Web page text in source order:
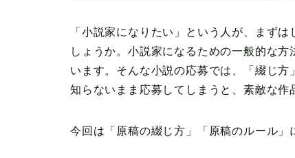
「小説家になりたい」という人が、まず
しょうか。小説家になるための一般的な
います。そんな小説の応募では、「綴じ方
知らないまま応募してしまうと、素敵な作
今回は「原稿の綴じ方」「原稿のルール」